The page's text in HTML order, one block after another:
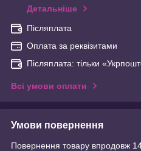
Детальніше
Післяплата
Оплата за реквізитами
Післяплата: тільки
Всі умови оплати
Умови повернення
Повернення товару впродовж